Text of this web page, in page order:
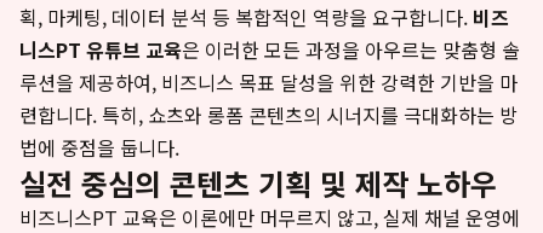
획, 마케팅, 데이터 분석 등 복합적인 역량을 요구합니다. 비즈
니스PT 유튜브 교육은 이러한 모든 과정을 아우르는 맞춤형 솔
루션을 제공하여, 비즈니스 목표 달성을 위한 강력한 기반을 마
련합니다. 특히, 쇼츠와 롱폼 콘텐츠의 시너지를 극대화하는 방
법에 중점을 둡니다.
실전 중심의 콘텐츠 기획 및 제작 노하우
비즈니스PT 교육은 이론에만 머무르지 않고, 실제 채널 운영에